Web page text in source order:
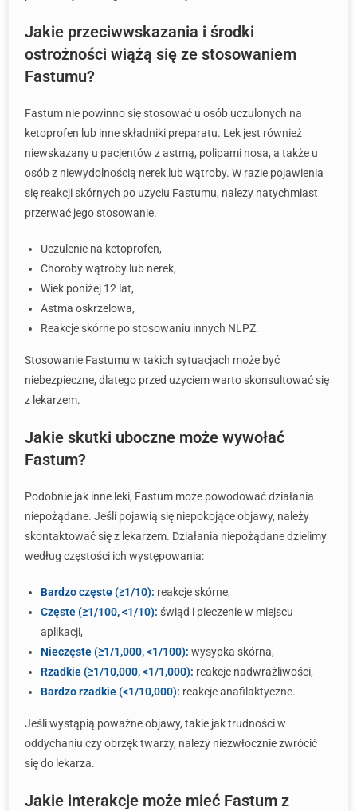
Jakie przeciwwskazania i środki
ostrożności wiążą się ze stosowaniem
Fastumu?
Fastum nie powinno się stosować u osób uczulonych na
ketoprofen lub inne składniki preparatu. Lek jest również
niewskazany u pacjentów z astmą, polipami nosa, a także u
osób z niewydolnością nerek lub wątroby. W razie pojawienia
się reakcji skórnych po użyciu Fastumu, należy natychmiast
przerwać jego stosowanie.
Uczulenie na ketoprofen,
Choroby wątroby lub nerek,
Wiek poniżej 12 lat,
Astma oskrzelowa,
Reakcje skórne po stosowaniu innych NLPZ.
Stosowanie Fastumu w takich sytuacjach może być
niebezpieczne, dlatego przed użyciem warto skonsultować się
z lekarzem.
Jakie skutki uboczne może wywołać
Fastum?
Podobnie jak inne leki, Fastum może powodować działania
niepożądane. Jeśli pojawią się niepokojące objawy, należy
skontaktować się z lekarzem. Działania niepożądane dzielimy
według częstości ich występowania:
Bardzo częste (≥1/10): reakcje skórne,
Częste (≥1/100, <1/10): świąd i pieczenie w miejscu
aplikacji,
Nieczęste (≥1/1,000, <1/100): wysypka skórna,
Rzadkie (≥1/10,000, <1/1,000): reakcje nadwrażliwości,
Bardzo rzadkie (<1/10,000): reakcje anafilaktyczne.
Jeśli wystąpią poważne objawy, takie jak trudności w
oddychaniu czy obrzęk twarzy, należy niezwłocznie zwrócić
się do lekarza.
Jakie interakcje może mieć Fastum z